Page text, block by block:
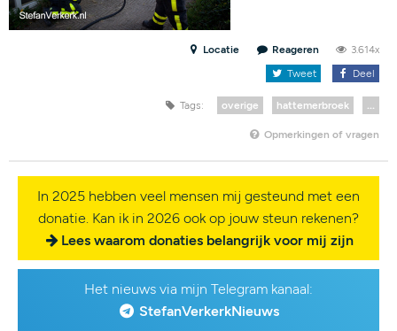
Locatie Reageren
3.614x
Tweet
Deel
Tags: overige hattemerbroek ...
Opmerkingen of vragen
In 2025 hebben veel mensen mij gesteund met een
donatie. Kan ik in 2026 ook op jouw steun rekenen?
Lees waarom donaties belangrijk voor mij zijn
Het nieuws via mijn Telegram kanaal:
StefanVerkerkNieuws